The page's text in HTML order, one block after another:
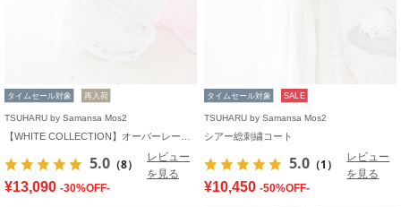
タイムセール対象 再入荷
TSUHARU by Samansa Mos2
5.0 （8）
レビュー
を見る
¥13,090 -30%OFF-
タイムセール対象 SALE
TSUHARU by Samansa Mos2
シアー総刺繍コート
5.0 （1）
レビュー
を見る
¥10,450 -50%OFF-